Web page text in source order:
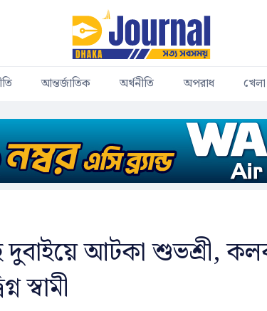
আন্তর্জাতিক অর্থনীতি অপরাধ খেলা
দুবাইয়ে আটকা শুভশ্রী,
স্বামী